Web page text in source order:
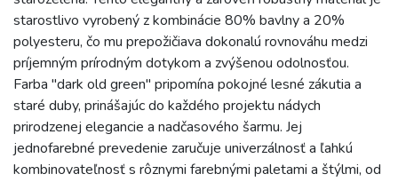
starostlivo vyrobený z kombinácie 80% bavlny a 20%
polyesteru, čo mu prepožičiava dokonalú rovnováhu medzi
príjemným prírodným dotykom a zvýšenou odolnosťou.
Farba "dark old green" pripomína pokojné lesné zákutia a
staré duby, prinášajúc do každého projektu nádych
prirodzenej elegancie a nadčasového šarmu. Jej
jednofarebné prevedenie zaručuje univerzálnosť a ľahkú
kombinovateľnosť s rôznymi farebnými paletami a štýlmi, od